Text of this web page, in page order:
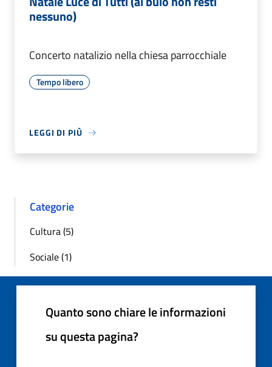
nessuno)
Concerto natalizio nella chiesa parrocchiale
Tempo libero
LEGGI DI PIÙ
Categorie
Cultura (5)
Sociale (1)
Quanto sono chiare le informazioni
su questa pagina?